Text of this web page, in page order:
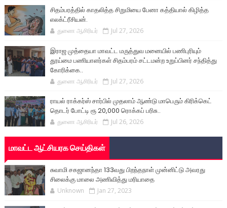
சிதம்பரத்தில் காதலித்த சிறுமியை பேனா கத்தியால் கிழித்த
எலக்ட்ரீசியன்.
துணை ஆசிரியர் Jul 27, 2026
இராஜ முத்தையா மாவட்ட மருத்துவ மனையில் பணிபுரியும்
தூய்மை பணியாளர்கள் சிதம்பரம் சட்டமன்ற உறுப்பினர் சந்தித்து
கோரிக்கை..
துணை ஆசிரியர் Jul 27, 2026
ராயல் ராக்கர்ஸ் சார்பில் முதலாம் ஆண்டு மாபெரும் கிரிக்கெட்
தொடர் போட்டி ரூ 20,000 ரொக்கப் பரிசு..
துணை ஆசிரியர் Jul 26, 2026
மாவட்ட ஆட்சியரக செய்திகள்
சுவாமி சகஜானந்தா 133வது பிறந்தநாள் முன்னிட்டு அவரது
சிலைக்கு மாலை அணிவித்து மரியாதை
Unknown Jan 27, 2023